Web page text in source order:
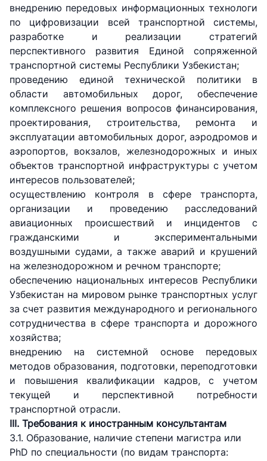
внедрению передовых информационных технологи
по цифровизации всей транспортной системы,
разработке и реализации стратегий
перспективного развития Единой сопряженной
транспортной системы Республики Узбекистан;
проведению единой технической политики в
области автомобильных дорог, обеспечение
комплексного решения вопросов финансирования,
проектирования, строительства, ремонта и
эксплуатации автомобильных дорог, аэродромов и
аэропортов, вокзалов, железнодорожных и иных
объектов транспортной инфраструктуры с учетом
интересов пользователей;
осуществлению контроля в сфере транспорта,
организации и проведению расследований
авиационных происшествий и инцидентов с
гражданскими и экспериментальными
воздушными судами, а также аварий и крушений
на железнодорожном и речном транспорте;
обеспечению национальных интересов Республики
Узбекистан на мировом рынке транспортных услуг
за счет развития международного и регионального
сотрудничества в сфере транспорта и дорожного
хозяйства;
внедрению на системной основе передовых
методов образования, подготовки, переподготовки
и повышения квалификации кадров, с учетом
текущей и перспективной потребности
транспортной отрасли.
III. Требования к иностранным консультантам
3.1. Образование, наличие степени магистра или
PhD по специальности (по видам транспорта: